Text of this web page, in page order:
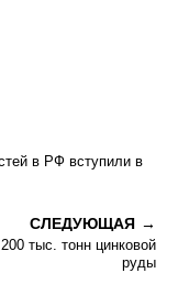
в РФ вступили в
СЛЕДУЮЩАЯ
тыс. тонн цинковой
руды